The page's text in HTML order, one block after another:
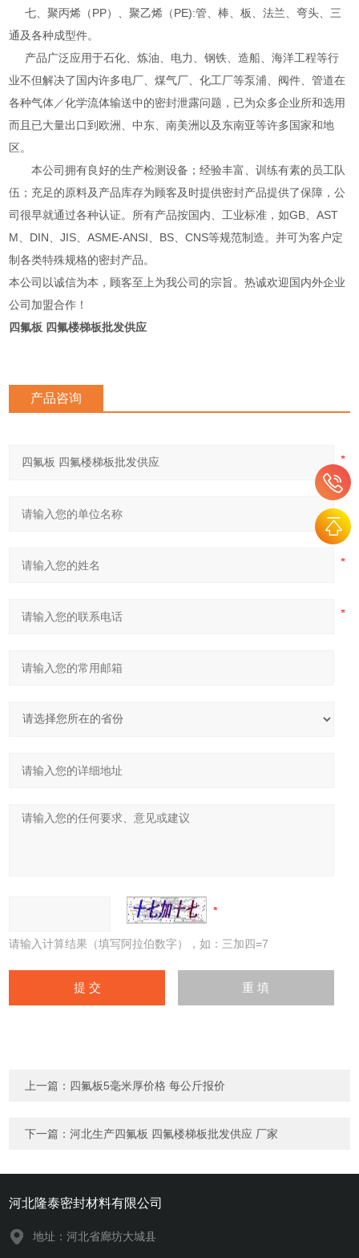
七、聚丙烯（PP）、聚乙烯（PE):管、棒、板、法兰、弯头、三
通及各种成型件。
产品广泛应用于石化、炼油、电力、钢铁、造船、海洋工程等行
业不但解决了国内许多电厂、煤气厂、化工厂等泵浦、阀件、管道在
各种气体／化学流体输送中的密封泄露问题，已为众多企业所和选用
而且已大量出口到欧洲、中东、南美洲以及东南亚等许多国家和地
区。
本公司拥有良好的生产检测设备；经验丰富、训练有素的员工队
伍；充足的原料及产品库存为顾客及时提供密封产品提供了保障，公
司很早就通过各种认证。所有产品按国内、工业标准，如GB、AST
M、DIN、JIS、ASME-ANSI、BS、CNS等规范制造。并可为客户定
制各类特殊规格的密封产品。
本公司以诚信为本，顾客至上为我公司的宗旨。热诚欢迎国内外企业
公司加盟合作！
四氟板 四氟楼梯板批发供应
产品咨询
请输入计算结果（填写阿拉伯数字），如：三加四=7
上一篇： 四氟板5毫米厚价格 每公斤报价
下一篇：河北生产四氟板 四氟楼梯板批发供应 厂家
河北隆泰密封材料有限公司
地址：河北省廊坊大城县